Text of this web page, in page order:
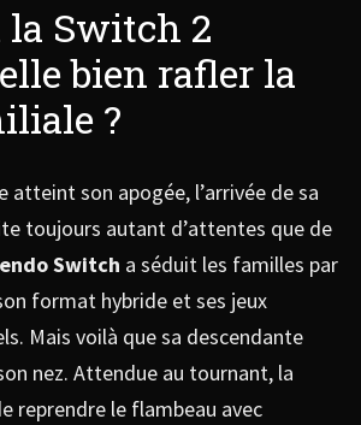
Switch 2
bien rafler la
?
atteint son apogée, l’arrivée de sa
toujours autant d’attentes que de
Switch a séduit les familles par
format hybride et ses jeux
Mais voilà que sa descendante
nez. Attendue au tournant, la
reprendre le flambeau avec